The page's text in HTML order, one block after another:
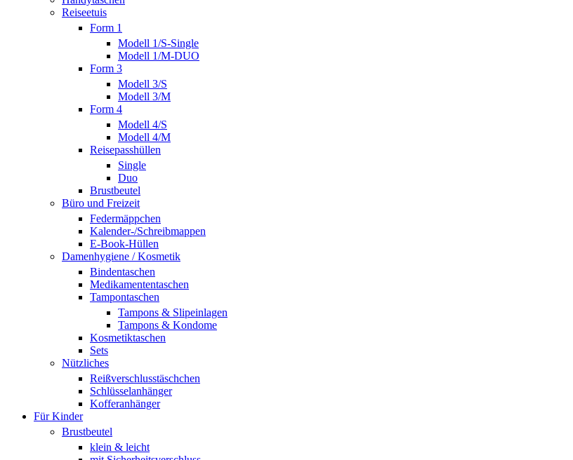
Reiseetuis
Form 1
Modell 1/S-Single
Modell 1/M-DUO
Form 3
Modell 3/S
Modell 3/M
Form 4
Modell 4/S
Modell 4/M
Reisepasshüllen
Single
Duo
Brustbeutel
Büro und Freizeit
Federmäppchen
Kalender-/Schreibmappen
E-Book-Hüllen
Damenhygiene / Kosmetik
Bindentaschen
Medikamententaschen
Tampontaschen
Tampons & Slipeinlagen
Tampons & Kondome
Kosmetiktaschen
Sets
Nützliches
Reißverschlusstäschchen
Schlüsselanhänger
Kofferanhänger
Für Kinder
Brustbeutel
klein & leicht